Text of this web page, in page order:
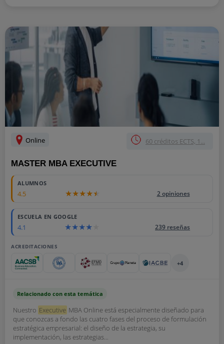
Online 60 créditos ECTS, 1...
MASTER MBA EXECUTIVE
ALUMNOS
4.5 2 opiniones
ESCUELA EN GOOGLE
4.1 239 reseñas
ACREDITACIONES
+4
Relacionado con esta temática
Nuestro Executive MBA Online está especialmente diseñado para
que conozcas a fondo las cuatro fases del proceso de formulación
estratégica empresarial: el diseño de la estrategia, su
implementación, las estrategias...